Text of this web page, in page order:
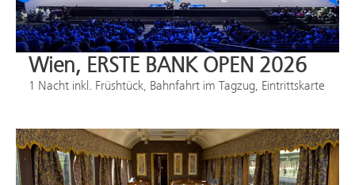
Wien, ERSTE BANK OPEN 2026
1 Nacht inkl. Früshtück, Bahnfahrt im Tagzug, Eintrittskarte